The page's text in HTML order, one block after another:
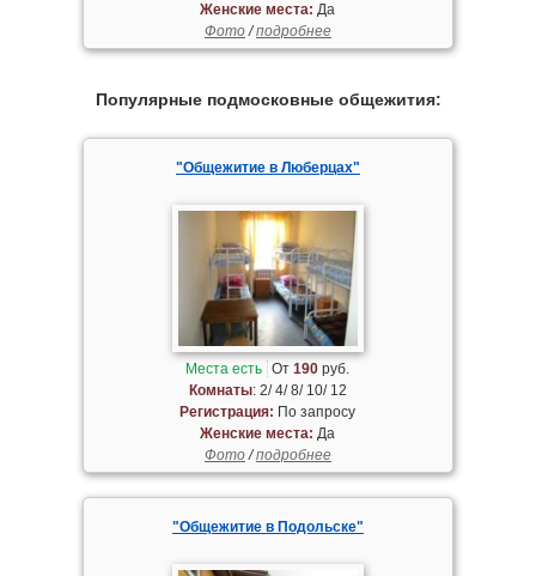
Женские места: Да
Фото/подробнее
Популярные подмосковные общежития:
"Общежитие в Люберцах"
Места есть От190 руб.
Комнаты: 2/ 4/ 8/ 10/ 12
Регистрация: По запросу
Женские места: Да
Фото/подробнее
"Общежитие в Подольске"